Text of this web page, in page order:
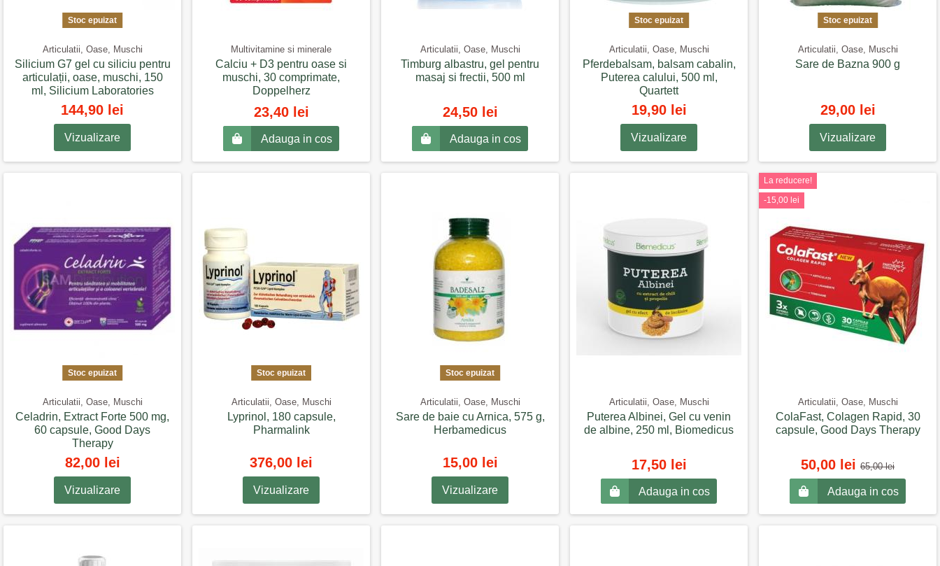
Stoc epuizat
Articulatii, Oase, Muschi
Silicium G7 gel cu siliciu pentru
articulații, oase, muschi, 150
ml, Silicium Laboratories
144,90 lei
Vizualizare
Multivitamine si minerale
Calciu + D3 pentru oase si
muschi, 30 comprimate,
Doppelherz
23,40 lei
Adauga in cos
Articulatii, Oase, Muschi
Timburg albastru, gel pentru
masaj si frectii, 500 ml
24,50 lei
Adauga in cos
Stoc epuizat
Articulatii, Oase, Muschi
Pferdebalsam, balsam cabalin,
Puterea calului, 500 ml,
Quartett
19,90 lei
Vizualizare
Stoc epuizat
Articulatii, Oase, Muschi
Sare de Bazna 900 g
29,00 lei
Vizualizare
Stoc epuizat
Articulatii, Oase, Muschi
Celadrin, Extract Forte 500 mg,
60 capsule, Good Days
Therapy
82,00 lei
Vizualizare
Stoc epuizat
Articulatii, Oase, Muschi
Lyprinol, 180 capsule,
Pharmalink
376,00 lei
Vizualizare
Stoc epuizat
Articulatii, Oase, Muschi
Sare de baie cu Arnica, 575 g,
Herbamedicus
15,00 lei
Vizualizare
Articulatii, Oase, Muschi
Puterea Albinei, Gel cu venin
de albine, 250 ml, Biomedicus
17,50 lei
Adauga in cos
La reducere!
-15,00 lei
Articulatii, Oase, Muschi
ColaFast, Colagen Rapid, 30
capsule, Good Days Therapy
50,00 lei 65,00 lei
Adauga in cos